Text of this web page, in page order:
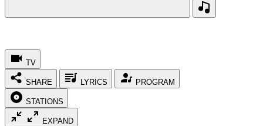
TV
SHARE LYRICS PROGRAM
STATIONS
EXPAND